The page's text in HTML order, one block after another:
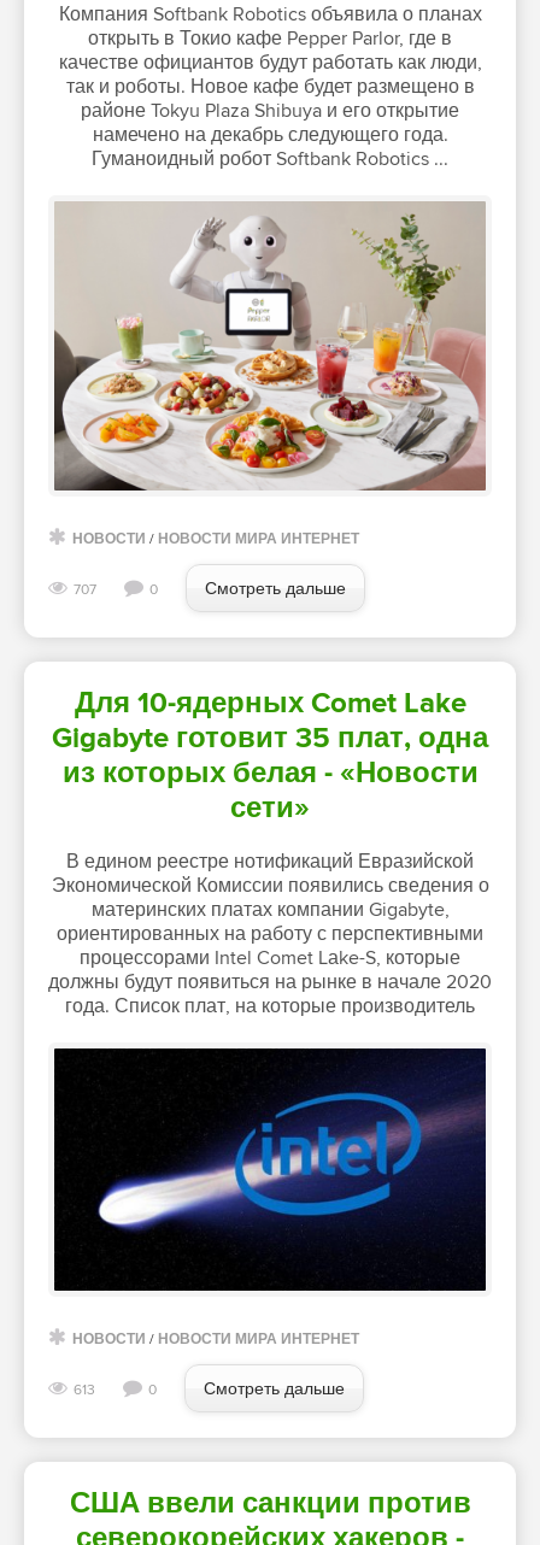
Компания Softbank Robotics объявила о планах
открыть в Токио кафе Pepper Parlor, где в
качестве официантов будут работать как люди,
так и роботы. Новое кафе будет размещено в
районе Tokyu Plaza Shibuya и его открытие
намечено на декабрь следующего года.
Гуманоидный робот Softbank Robotics ...
НОВОСТИ / НОВОСТИ МИРА ИНТЕРНЕТ
707 0 Смотреть дальше
Для 10-ядерных Comet Lake
Gigabyte готовит 35 плат, одна
из которых белая - «Новости
сети»
В едином реестре нотификаций Евразийской
Экономической Комиссии появились сведения о
материнских платах компании Gigabyte,
ориентированных на работу с перспективными
процессорами Intel Comet Lаke-S, которые
должны будут появиться на рынке в начале 2020
года. Список плат, на которые производитель
НОВОСТИ / НОВОСТИ МИРА ИНТЕРНЕТ
613 0 Смотреть дальше
США ввели санкции против